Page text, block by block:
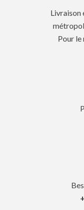
Livraison
Pour le